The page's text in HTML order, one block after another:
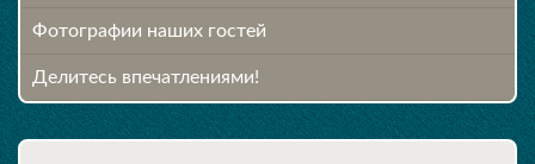
Фотографии наших гостей
Делитесь впечатлениями!